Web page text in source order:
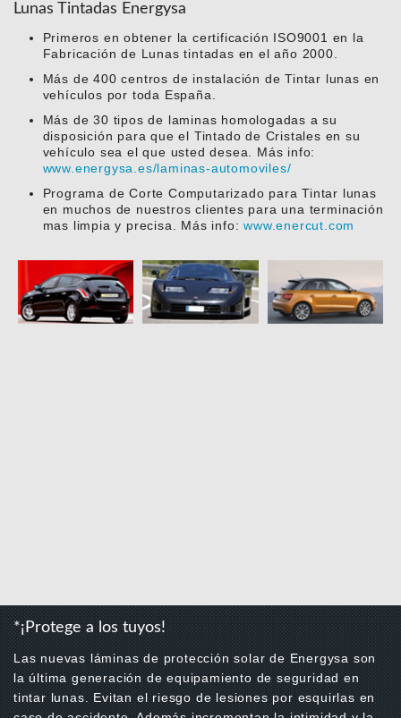
Lunas Tintadas Energysa
Primeros en obtener la certificación ISO9001 en la
Fabricación de Lunas tintadas en el año 2000.
Más de 400 centros de instalación de Tintar lunas en
vehículos por toda España.
Más de 30 tipos de laminas homologadas a su
disposición para que el Tintado de Cristales en su
vehículo sea el que usted desea. Más info:
www.energysa.es/laminas-automoviles/
Programa de Corte Computarizado para Tintar lunas
en muchos de nuestros clientes para una terminación
mas limpia y precisa. Más info:www.enercut.com
*¡Protege a los tuyos!
Las nuevas láminas de protección solar de Energysa son
la última generación de equipamiento de seguridad en
tintar lunas. Evitan el riesgo de lesiones por esquirlas en